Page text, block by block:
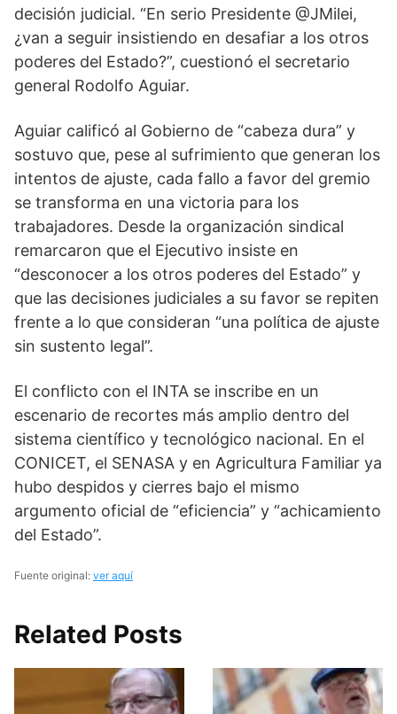
decisión judicial. “En serio Presidente @JMilei,
¿van a seguir insistiendo en desafiar a los otros
poderes del Estado?”, cuestionó el secretario
general Rodolfo Aguiar.
Aguiar calificó al Gobierno de “cabeza dura” y
sostuvo que, pese al sufrimiento que generan los
intentos de ajuste, cada fallo a favor del gremio
se transforma en una victoria para los
trabajadores. Desde la organización sindical
remarcaron que el Ejecutivo insiste en
“desconocer a los otros poderes del Estado” y
que las decisiones judiciales a su favor se repiten
frente a lo que consideran “una política de ajuste
sin sustento legal”.
El conflicto con el INTA se inscribe en un
escenario de recortes más amplio dentro del
sistema científico y tecnológico nacional. En el
CONICET, el SENASA y en Agricultura Familiar ya
hubo despidos y cierres bajo el mismo
argumento oficial de “eficiencia” y “achicamiento
del Estado”.
Fuente original: ver aquí
Related Posts